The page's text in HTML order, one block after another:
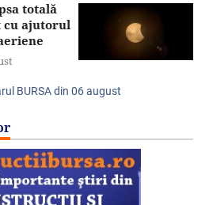
totală
cu ajutorul
BURSA din 06 august